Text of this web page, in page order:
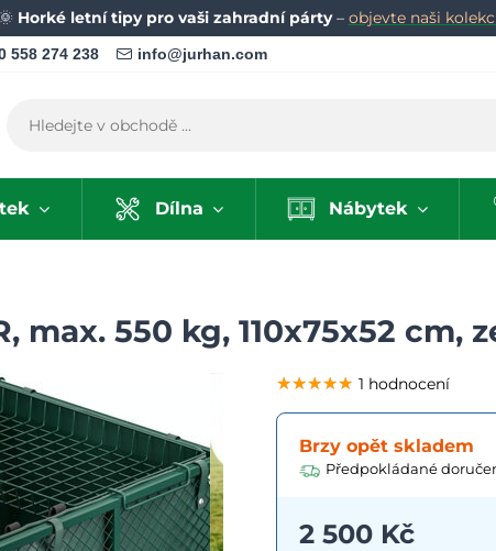
🌞 Horké letní tipy pro vaši zahradní párty– objevte naši
558 274 238 info@jurhan.com
Dílna Nábytek
max. 550 kg, 110x75x52 cm,
★★★★★
★★★★★
★★★★★ 1 hodnocení
Brzy opět skladem
Předpokládané
2 500 Kč